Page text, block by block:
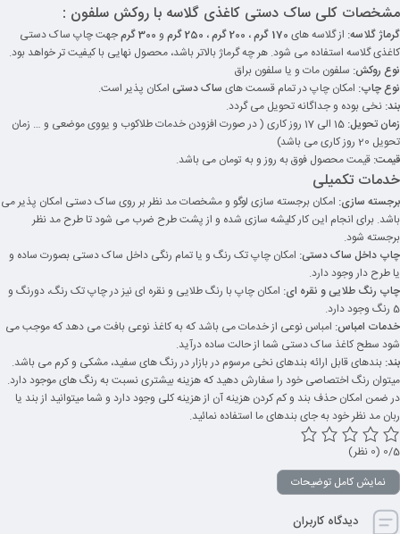
مشخصات کلی ساک دستی کاغذی گلاسه با روکش سلفون :
گرماژ گلاسه: از گلاسه های 170 گرم ، 200 گرم ، 250 گرم و 300 گرم
جهت چاپ ساک دستی
کاغذی گلاسه استفاده می شود. هر چه گرماژ بالاتر باشد، محصول نهایی با کیفیت تر خواهد بود.
نوع روکش: سلفون مات و یا سلفون براق
نوع چاپ: امکان چاپ در تمام قسمت های ساک دستی امکان پذیر است.
بند: نخی بوده و جداگانه تحویل می گردد.
زمان تحویل:
15 الی 17 روز کاری ( در صورت افزودن خدمات طلاکوب و یووی موضعی و … زمان
تحویل 20 روز کاری می باشد)
قیمت: قیمت محصول فوق به روز و به تومان می باشد.
خدمات تکمیلی
برجسته سازی: امکان برجسته سازی لوگو و مشخصات مد نظر بر روی ساک دستی امکان پذیر می
باشد. برای انجام این کار کلیشه سازی شده و از پشت طرح ضرب می شود تا طرح مد نظر
برجسته شود.
چاپ داخل ساک دستی: امکان چاپ تک رنگ و یا تمام رنگی داخل ساک دستی بصورت ساده و
یا طرح دار وجود دارد.
چاپ رنگ طلایی و نقره ای: امکان چاپ با رنگ طلایی و نقره ای نیز در چاپ تک رنگ، دورنگ و
5 رنگ وجود دارد.
خدمات امباس: امباس نوعی از خدمات می باشد که به کاغذ نوعی بافت می دهد که موجب می
شود سطح کاغذ ساک دستی شما از حالت ساده درآید.
بند: بندهای قابل ارائه بندهای نخی مرسوم در بازار در رنگ های سفید، مشکی و کرم می باشد.
میتوان رنگ اختصاصی خود را سفارش دهید که هزینه بیشتری نسبت به رنگ های موجود دارد.
در ضمن امکان حذف بند و کم کردن هزینه آن از هزینه کلی وجود دارد و شما میتوانید از بند یا
ربان مد نظر خود به جای بندهای ما استفاده نمائید.
‫0/5 ‫(0 نظر)
نمایش کامل توضیحات
دیدگاه کاربران